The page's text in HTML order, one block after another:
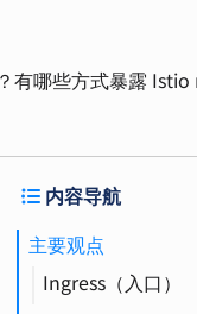
有哪些方式暴露 Istio
内容导航
主要观点
Ingress（入口）